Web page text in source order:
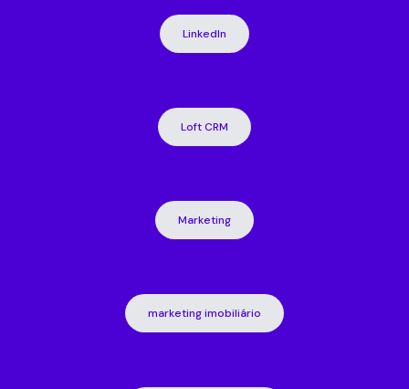
LinkedIn
Loft CRM
Marketing
marketing imobiliário